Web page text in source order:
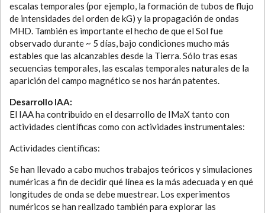
escalas temporales (por ejemplo, la formación de tubos de flujo
de intensidades del orden de kG) y la propagación de ondas
MHD. También es importante el hecho de que el Sol fue
observado durante ~ 5 días, bajo condiciones mucho más
estables que las alcanzables desde la Tierra. Sólo tras esas
secuencias temporales, las escalas temporales naturales de la
aparición del campo magnético se nos harán patentes.
Desarrollo IAA:
El IAA ha contribuido en el desarrollo de IMaX tanto con
actividades científicas como con actividades instrumentales:
Actividades científicas:
Se han llevado a cabo muchos trabajos teóricos y simulaciones
numéricas a fin de decidir qué línea es la más adecuada y en qué
longitudes de onda se debe muestrear. Los experimentos
numéricos se han realizado también para explorar las